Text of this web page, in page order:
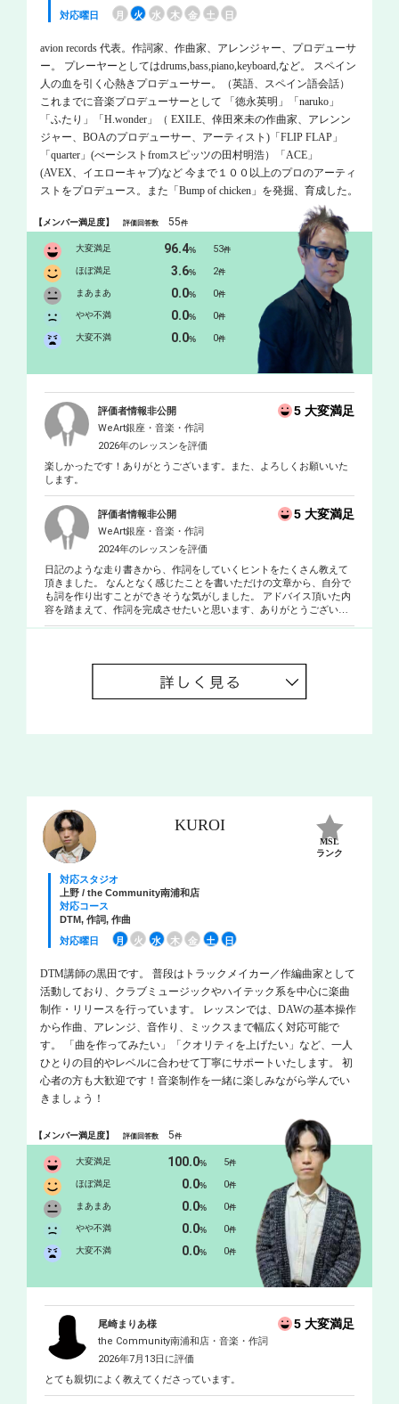
対応曜日
月 火 水 木 金 土 日
avion records 代表。作詞家、作曲家、アレンジャー、プロデューサ
ー。 プレーヤーとしてはdrums,bass,piano,keyboard,など。 スペイン
人の血を引く心熱きプロデューサー。（英語、スペイン語会話）
これまでに音楽プロデューサーとして 「徳永英明」「naruko」
「ふたり」「H.wonder」（ EXILE、倖田來未の作曲家、アレンン
ジャー、BOAのプロデューサー、アーティスト)「FLIP FLAP」
「quarter」(べーシストfromスピッツの田村明浩）「ACE」
(AVEX、イエローキャブ)など 今まで１００以上のプロのアーティ
ストをプロデュース。また「Bump of chicken」を発掘、育成した。
NORIOがプロデュースする「ふたり」が全国各地のTOWER
RECORDS、HMV各店舗でウイークリー１位を獲得！フジテレビ
「テラスハウス」で挿入歌としてオンエア中。「ふたり」はアメ
リカのMELEEとコラボ（MELEEは日本洋楽チャート１位獲得。
FUJI ROVCK FES出演）NORIOがプロデュースする「naruko」は
FUJI ROCK FESに出演、700万枚のヒットを持つアルゼンチンの
Los fabulosos cadillacsとプエルトリコで最も有名なシンガーMimi
Mauraと共演、カバー曲発売。またアメリカでビルボード・ダンス
チャート７位にチャートインしたDavid Longoriaのニューシングル
のremixを担当！韓国で１４週連続１位を獲得したダンスR&Bグル
ボーディストとして渋谷club asiaなどでサポート。中南米で最も有
名なロックバンド「Gandhi」のソングライティングに参加、ギタ
リストFederico Mirandaのソロアルバムのremixを担当、ジャパンツ
リカのライブで8000人を動員）2011年東日本大震災の復興支援を
きっかけに自身が主宰するavion recordsを正式に設立。どんなジャ
ンルのアーティストのプロデュースもこなす。 またNORIOの行な
う支援活動や音楽活動を通しての反戦活動について知った「U2」
のメンバーから コンサートに招待されbackstageでメンバー４人と
面会。 またテクノDJとしても渋谷club asiaなどで活動し、コスタリ
カのグラミー賞３回受賞グループ「EDITUS」とコラボレーショ
ン。スペインのエレクトロユニット「Radical animal beat」とコラボ
レーション。ロンドン在住のアルゼンチンのエレクトログループ
城県、福島県などの支援活動、熊本地震被災地、西日本豪雨被災
【メンバー満足度】評価回答数 55件
大変満足 96.4% 53件
ほぼ満足 3.6% 2件
まあまあ 0.0% 0件
やや不満 0.0% 0件
大変不満 0.0% 0件
評価者情報非公開 5 大変満足
WeArt銀座・音楽・作詞
2026年のレッスンを評価
楽しかったです！ありがとうございます。また、よろしくお願いいた
します。
評価者情報非公開 5 大変満足
WeArt銀座・音楽・作詞
2024年のレッスンを評価
日記のような走り書きから、作詞をしていくヒントをたくさん教えて
頂きました。 なんとなく感じたことを書いただけの文章から、自分で
も詞を作り出すことができそうな気がしました。 アドバイス頂いた内
容を踏まえて、作詞を完成させたいと思います、ありがとうございま
KUROI
MSL
ランク
対応スタジオ
上野 / the Community南浦和店
対応コース
DTM, 作詞, 作曲
対応曜日
月 火 水 木 金 土 日
DTM講師の黒田です。 普段はトラックメイカー／作編曲家として
活動しており、クラブミュージックやハイテック系を中心に楽曲
制作・リリースを行っています。 レッスンでは、DAWの基本操作
から作曲、アレンジ、音作り、ミックスまで幅広く対応可能で
す。 「曲を作ってみたい」「クオリティを上げたい」など、一人
ひとりの目的やレベルに合わせて丁寧にサポートいたします。 初
心者の方も大歓迎です！音楽制作を一緒に楽しみながら学んでい
きましょう！
【メンバー満足度】評価回答数 5件
大変満足 100.0% 5件
ほぼ満足 0.0% 0件
まあまあ 0.0% 0件
やや不満 0.0% 0件
大変不満 0.0% 0件
尾崎まりあ様 5 大変満足
the Community南浦和店・音楽・作詞
2026年7月13日に評価
とても親切によく教えてくださっています。